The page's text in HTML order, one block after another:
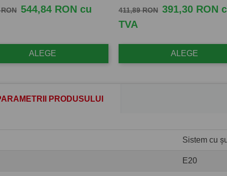
bazaPret
544,84 RON cu
ALEGE
Pret de baza
411,89 RON Pret
391,30 RON
TVA
ALEGE
PRODUSULUI
Sistem cu
E20